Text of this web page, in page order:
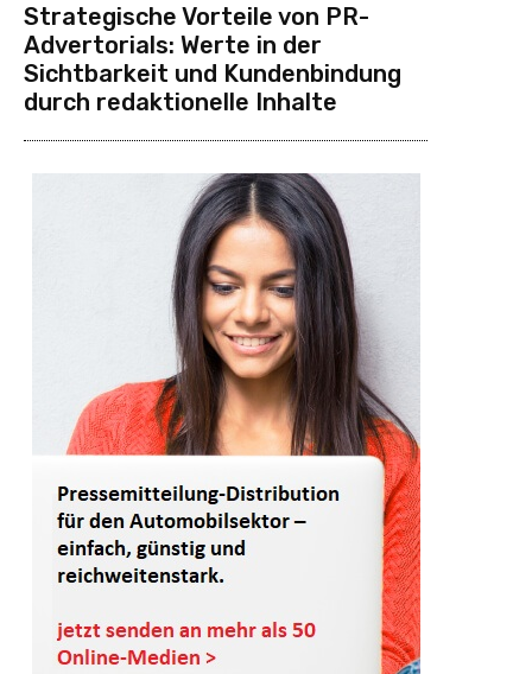
Strategische Vorteile von PR-
Advertorials: Werte in der
Sichtbarkeit und Kundenbindung
durch redaktionelle Inhalte